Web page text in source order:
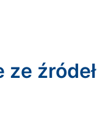
źródeł